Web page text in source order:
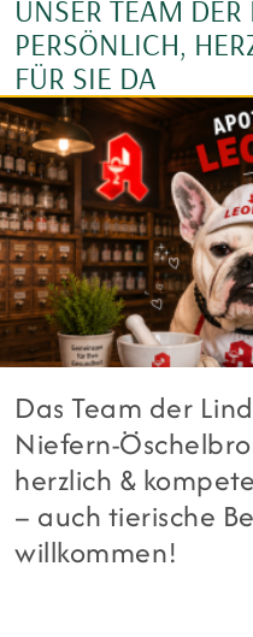
UNSER TEAM
PERSÖNLICH,
FÜR SIE DA
Das Team der
Niefern-
herzlich &
– auch tierische
willkommen!